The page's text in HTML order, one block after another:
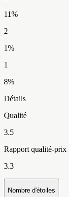
11%
2
1%
1
8%
Détails
Qualité
3.5
Rapport qualité-prix
3.3
Nombre d'étoiles